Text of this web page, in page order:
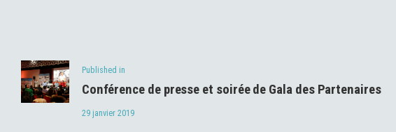
de
l’article
Published in
post:
Conférence de presse et soirée de Gala des Partenaires
29 janvier 2019